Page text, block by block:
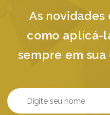
As
como aplicá-
sempre em